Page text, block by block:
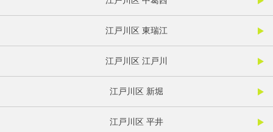
江戸川区 東瑞江
江戸川区 江戸川
江戸川区 新堀
江戸川区 平井